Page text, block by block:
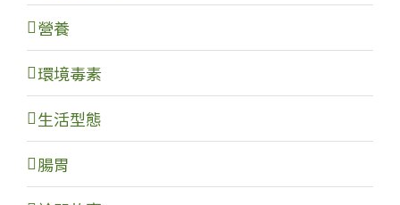
營養
環境毒素
生活型態
腸胃